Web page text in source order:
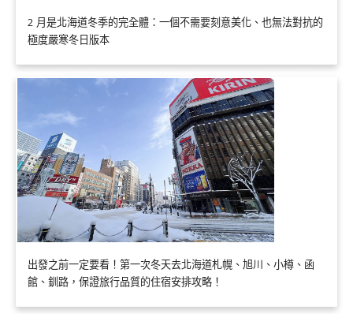
2 月是北海道冬季的完全體：一個不需要刻意美化、也無法對抗的
極度嚴寒冬日版本
出發之前一定要看！第一次冬天去北海道札幌、旭川、小樽、函
館、釧路，保證旅行品質的住宿安排攻略！